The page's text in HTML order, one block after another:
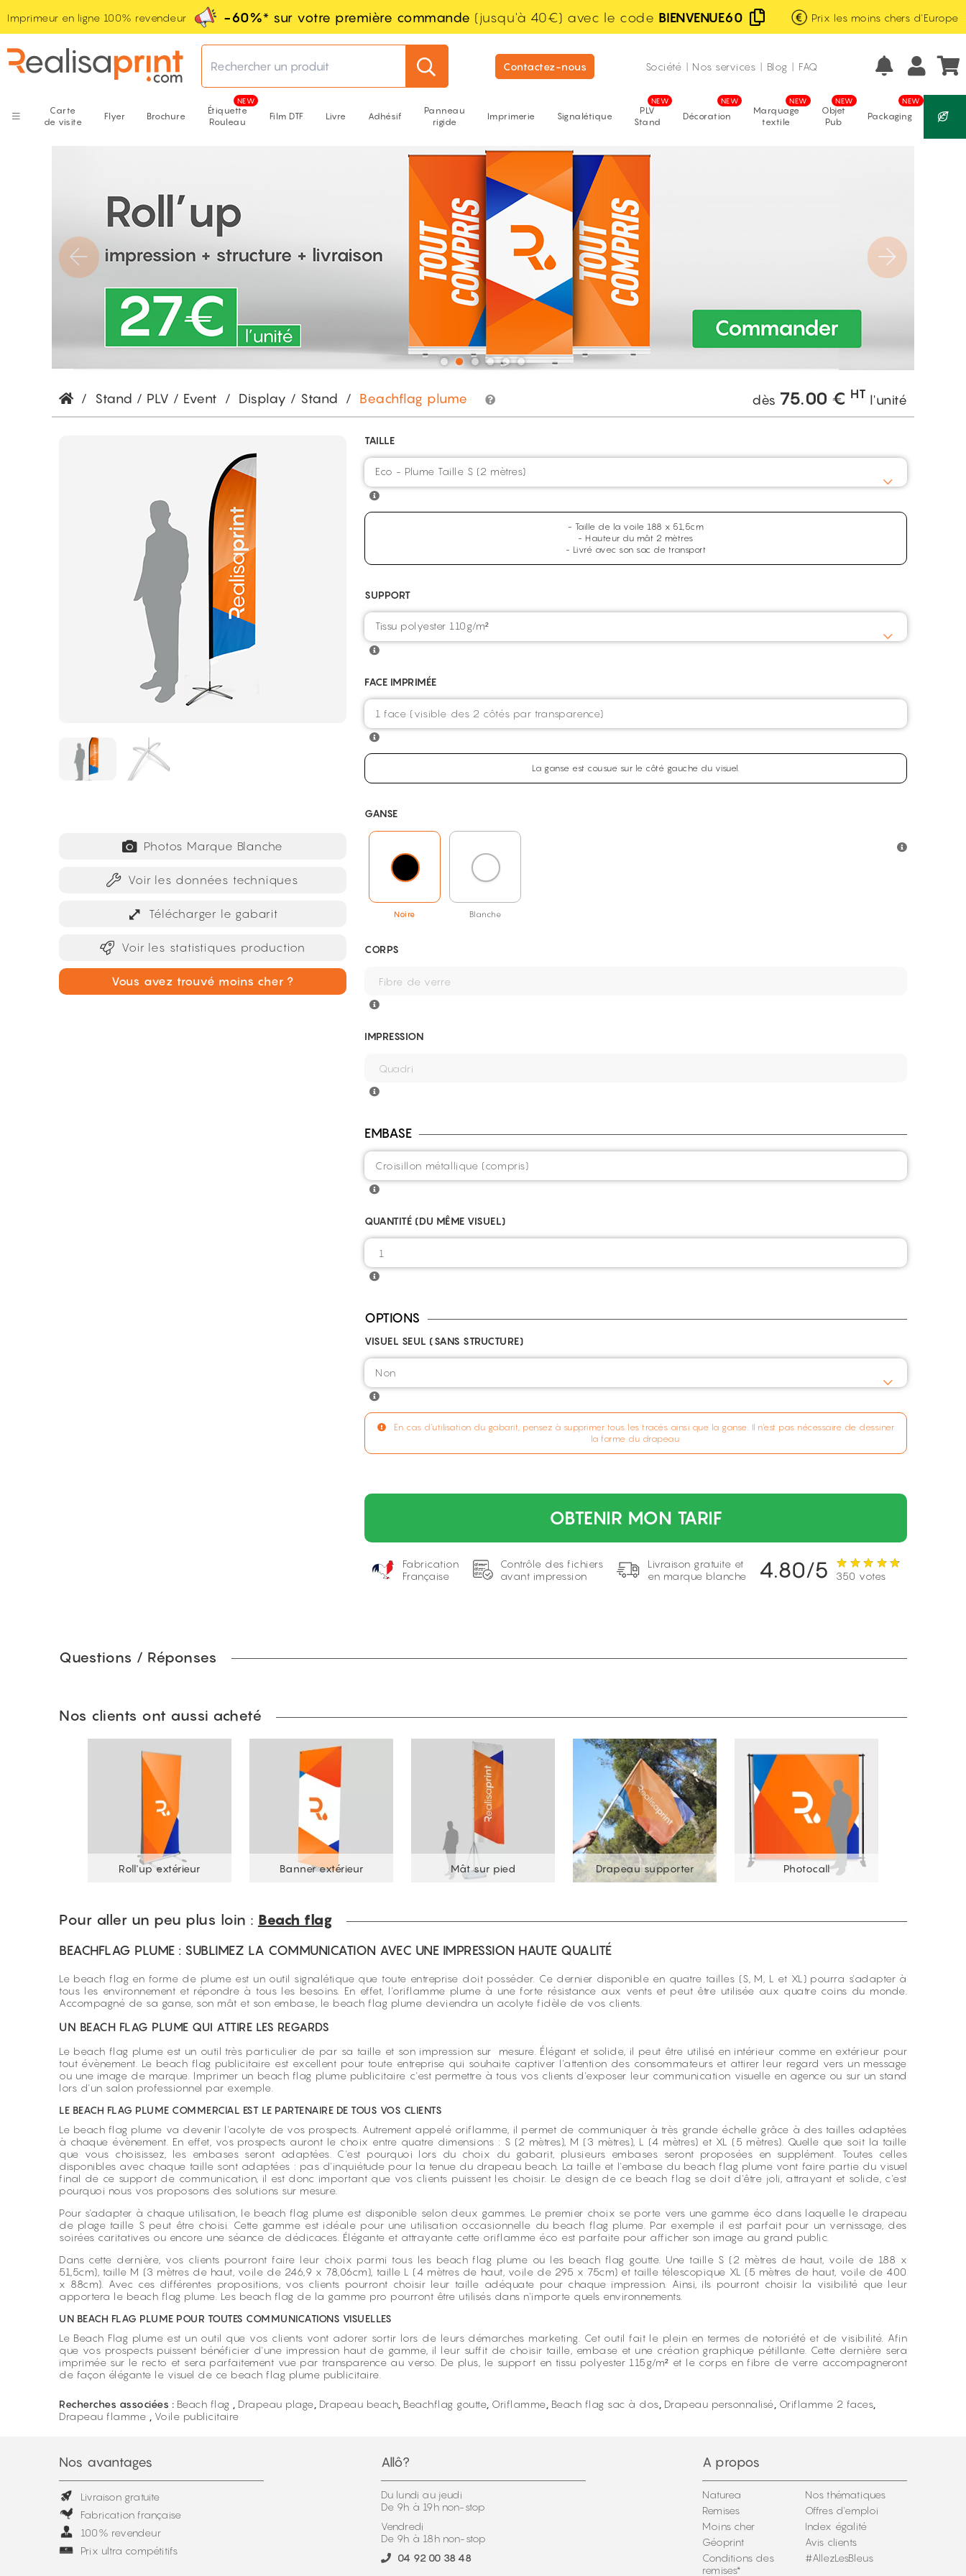
Imprimeur en ligne 100% revendeur -60%* sur votre première commande (jusqu'à 40€) avec le code BIENVENUE60
Prix les moins chers d'Europe
Excellent
avis vérifiés
Fabrication française
Rechercher un produit Contactez-nous Société | Nos services | Blog | FAQ
Carte
de visite
Flyer Brochure
Étiquette
Rouleau
Film DTF Livre Adhésif
Panneau
rigide
Imprimerie Signalétique
PLV
Stand
Décoration
Marquage
textile
Objet
Pub
Packaging
/ Stand / PLV / Event / Display / Stand / Beachflag plume dès 75.00 € HT l'unité
Photos Marque Blanche
Voir les données techniques
Télécharger le gabarit
Voir les statistiques production
Vous avez trouvé moins cher ?
TAILLE
Eco - Plume Taille S (2 mètres)
- Taille de la voile 188 x 51,5cm
- Hauteur du mât 2 mètres
- Livré avec son sac de transport
SUPPORT
Tissu polyester 110g/m²
FACE IMPRIMÉE
La ganse est cousue sur le côté gauche du visuel.
GANSE
Noire Blanche
CORPS
IMPRESSION
EMBASE
QUANTITÉ (DU MÊME VISUEL)
OPTIONS
VISUEL SEUL (SANS STRUCTURE)
En cas d'utilisation du gabarit, pensez à supprimer tous les tracés ainsi que la ganse. Il n'est pas nécessaire de dessiner
la forme du drapeau.
OBTENIR MON TARIF
Fabrication
Française
Contrôle des fichiers
avant impression
Livraison gratuite et
en marque blanche
4.80/5 350 votes
Questions / Réponses
Nos clients ont aussi acheté
Roll'up extérieur Banner extérieur Mât sur pied Drapeau supporter Photocall
Pour aller un peu plus loin : Beach flag
BEACHFLAG PLUME : SUBLIMEZ LA COMMUNICATION AVEC UNE IMPRESSION HAUTE QUALITÉ
Le beach flag en forme de plume est un outil signalétique que toute entreprise doit posséder. Ce dernier disponible en quatre tailles (S, M, L et XL) pourra s'adapter à
tous les environnement et répondre à tous les besoins. En effet, l'oriflamme plume à une forte résistance aux vents et peut être utilisée aux quatre coins du monde.
Accompagné de sa ganse, son mât et son embase, le beach flag plume deviendra un acolyte fidèle de vos clients.
UN BEACH FLAG PLUME QUI ATTIRE LES REGARDS
Le beach flag plume est un outil très particulier de par sa taille et son impression sur mesure. Élégant et solide, il peut être utilisé en intérieur comme en extérieur pour
tout évènement. Le beach flag publicitaire est excellent pour toute entreprise qui souhaite captiver l'attention des consommateurs et attirer leur regard vers un message
ou une image de marque. Imprimer un beach flag plume publicitaire c'est permettre à tous vos clients d'exposer leur communication visuelle en agence ou sur un stand
lors d'un salon professionnel par exemple.
LE BEACH FLAG PLUME COMMERCIAL EST LE PARTENAIRE DE TOUS VOS CLIENTS
Le beach flag plume va devenir l'acolyte de vos prospects. Autrement appelé oriflamme, il permet de communiquer à très grande échelle grâce à des tailles adaptées
à chaque évènement. En effet, vos prospects auront le choix entre quatre dimensions : S (2 mètres), M (3 mètres), L (4 mètres) et XL (5 mètres). Quelle que soit la taille
que vous choisissez, les embases seront adaptées. C'est pourquoi lors du choix du gabarit, plusieurs embases seront proposées en supplément. Toutes celles
disponibles avec chaque taille sont adaptées : pas d'inquiétude pour la tenue du drapeau beach. La taille et l'embase du beach flag plume vont faire partie du visuel
final de ce support de communication, il est donc important que vos clients puissent les choisir. Le design de ce beach flag se doit d'être joli, attrayant et solide, c'est
pourquoi nous vos proposons des solutions sur mesure.
Pour s'adapter à chaque utilisation, le beach flag plume est disponible selon deux gammes. Le premier choix se porte vers une gamme éco dans laquelle le drapeau
de plage taille S peut être choisi. Cette gamme est idéale pour une utilisation occasionnelle du beach flag plume. Par exemple il est parfait pour un vernissage, des
soirées caritatives ou encore une séance de dédicaces. Élégante et attrayante cette oriflamme éco est parfaite pour afficher son image au grand public.
Dans cette dernière, vos clients pourront faire leur choix parmi tous les beach flag plume ou les beach flag goutte. Une taille S (2 mètres de haut, voile de 188 x
51,5cm), taille M (3 mètres de haut, voile de 246,9 x 78,06cm), taille L (4 mètres de haut, voile de 295 x 75cm) et taille télescopique XL (5 mètres de haut, voile de 400
x 88cm). Avec ces différentes propositions, vos clients pourront choisir leur taille adéquate pour chaque impression. Ainsi, ils pourront choisir la visibilité que leur
apportera le beach flag plume. Les beach flag de la gamme pro pourront être utilisés dans n'importe quels environnements.
UN BEACH FLAG PLUME POUR TOUTES COMMUNICATIONS VISUELLES
Le Beach Flag plume est un outil que vos clients vont adorer sortir lors de leurs démarches marketing. Cet outil fait le plein en termes de notoriété et de visibilité. Afin
que vos prospects puissent bénéficier d'une impression haut de gamme, il leur suffit de choisir taille, embase et une création graphique pétillante. Cette dernière sera
imprimée sur le recto et sera parfaitement vue par transparence au verso. De plus, le support en tissu polyester 115g/m² et le corps en fibre de verre accompagneront
de façon élégante le visuel de ce beach flag plume publicitaire.
Recherches associées : Beach flag Drapeau plage Drapeau beach Beachflag goutte Oriflamme Beach flag sac à dos Drapeau personnalisé Oriflamme 2 faces
Drapeau flamme
Voile publicitaire
Nos avantages
Livraison gratuite
Fabrication française
100% revendeur
Prix ultra compétitifs
Allô?
Du lundi au jeudi
De 9h à 19h non-stop
Vendredi
De 9h à 18h non-stop
04 92 00 38 48
A propos
Naturea
Remises
Moins cher
Géoprint
Conditions des
remises*
Nos thématiques
Offres d'emploi
Index égalité
Avis clients
#AllezLesBleus